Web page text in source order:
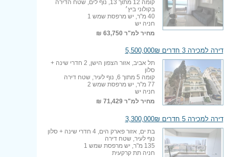
קומה 12 מתוך 13, נוף לים, שטח הדירה
בקולוני ביץ׳
40 מ"ר, יש מרפסת שמש 1
חניה יש
מחיר למ"ר 63,750 ₪
דירה למכירה 3 חדרים 5,500,000₪
תל אביב, אזור הצפון הישן, 2 חדרי שינה +
סלון
קומה 5 מתוך 6, נוף לעיר, שטח דירה
77 מ"ר, יש מרפסת שמש 2
חניה יש
מחיר למ"ר71,429 ₪
דירה למכירה 5 חדרים 3,300,000₪
בת ים, אזור פארק הים, 4 חדרי שינה + סלון
נוף לעיר, שטח דירה
135 מ"ר, יש מרפסת שמש 1
חניה תת קרקעית